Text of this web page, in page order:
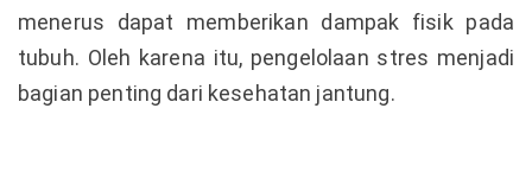
menerus dapat memberikan dampak fisik pada
tubuh. Oleh karena itu, pengelolaan stres menjadi
bagian penting dari kesehatan jantung.